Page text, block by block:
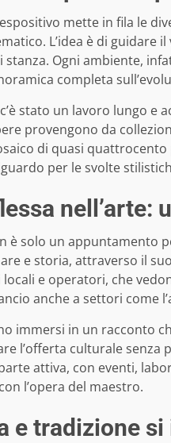
mette in fila le
L’idea è di
stanza. Ogni ambiente,
completa
stato un lavoro lungo
provengono da
di quasi
per le svolte
nell’arte:
è solo un appuntamento
e storia, attraverso il
locali e operatori, che
anche a settori come
immersi in un racconto
l’offerta culturale senza
attiva, con eventi,
l’opera del maestro.
e tradizione si